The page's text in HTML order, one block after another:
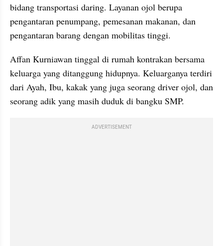
bidang transportasi daring. Layanan ojol berupa
pengantaran penumpang, pemesanan makanan, dan
pengantaran barang dengan mobilitas tinggi.
Affan Kurniawan tinggal di rumah kontrakan bersama
keluarga yang ditanggung hidupnya. Keluarganya terdiri
dari Ayah, Ibu, kakak yang juga seorang driver ojol, dan
seorang adik yang masih duduk di bangku SMP.
ADVERTISEMENT